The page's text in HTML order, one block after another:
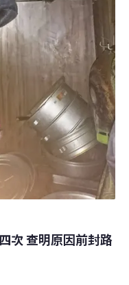
次 查明原因前封路